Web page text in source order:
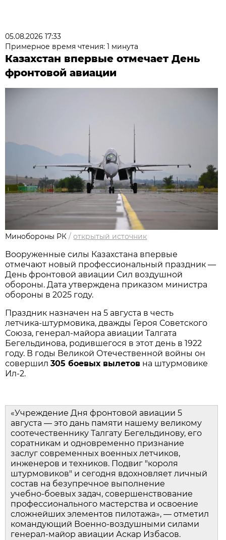
05.08.2026 17:33
Примерное время чтения: 1 минута
Казахстан впервые отмечает День
фронтовой авиации
Минобороны РК /открытый источник
Вооруженные силы Казахстана впервые
отмечают новый профессиональный праздник —
День фронтовой авиации Сил воздушной
обороны. Дата утверждена приказом министра
обороны в 2025 году.
Праздник назначен на 5 августа в честь
летчика‑штурмовика, дважды Героя Советского
Союза, генерал‑майора авиации Талгата
Бегельдинова, родившегося в этот день в 1922
году. В годы Великой Отечественной войны он
совершил 305 боевых вылетов на штурмовике
Ил‑2.
«Учреждение Дня фронтовой авиации 5
августа — это дань памяти нашему великому
соотечественнику Талгату Бегельдинову, его
соратникам и одновременно признание
заслуг современных военных летчиков,
инженеров и техников. Подвиг "короля
штурмовиков" и сегодня вдохновляет личный
состав на безупречное выполнение
учебно‑боевых задач, совершенствование
профессионального мастерства и освоение
сложнейших элементов пилотажа», — отметил
командующий Военно‑воздушными силами
генерал‑майор авиации Аскар Избасов.